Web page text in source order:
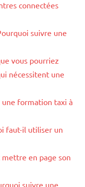
connectées
suivre une
vous pourriez
nécessitent une
formation taxi à
faut-il utiliser un
en page son
suivre une